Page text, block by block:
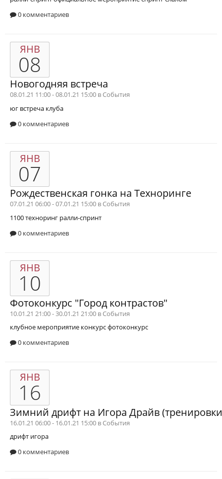
0 комментариев
ЯНВ
08
Новогодняя встреча
08.01.21 11:00 - 08.01.21 15:00 в События
юг встреча клуба
0 комментариев
ЯНВ
07
Рождественская гонка на Техноринге
07.01.21 06:00 - 07.01.21 15:00 в События
1100техноринг ралли-спринт
0 комментариев
ЯНВ
10
Фотоконкурс "Город контрастов"
10.01.21 21:00 - 30.01.21 21:00 в События
клубное мероприятие конкурсфотоконкурс
0 комментариев
ЯНВ
16
Зимний дрифт на Игора Драйв
16.01.21 06:00 - 16.01.21 15:00 в События
дрифт игора
0 комментариев